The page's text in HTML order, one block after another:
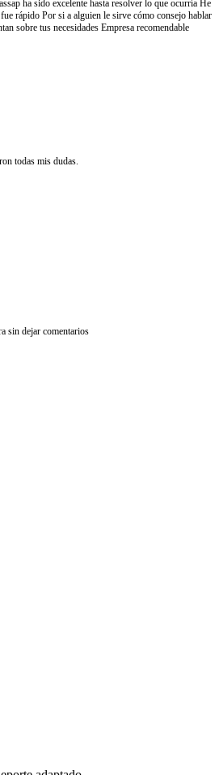
ha sido excelente hasta resolver lo que ocurría He
rápido Por si a alguien le sirve cómo consejo hablar
sobre tus necesidades Empresa recomendable
todas mis dudas.
sin dejar comentarios